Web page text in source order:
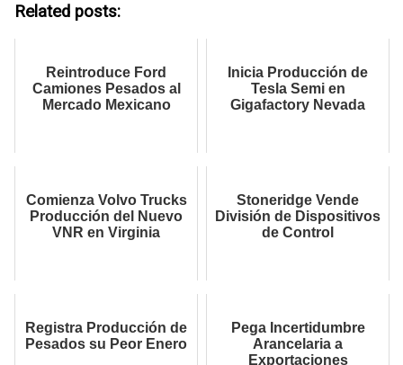
Related posts:
Reintroduce Ford
Camiones Pesados al
Mercado Mexicano
Inicia Producción de
Tesla Semi en
Gigafactory Nevada
Comienza Volvo Trucks
Producción del Nuevo
VNR en Virginia
Stoneridge Vende
División de Dispositivos
de Control
Registra Producción de
Pesados su Peor Enero
Pega Incertidumbre
Arancelaria a
Exportaciones